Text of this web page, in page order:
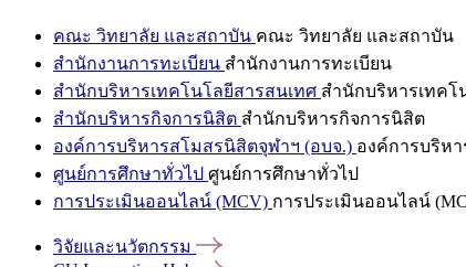
คณะ วิทยาลัย และสถาบัน คณะ วิทยาลัย และสถาบัน
สำนักงานการทะเบียน สำนักงานการทะเบียน
สำนักบริหารเทคโนโลยีสารสนเทศ สำนักบริหารเทคโ
สำนักบริหารกิจการนิสิต สำนักบริหารกิจการนิสิต
องค์การบริหารสโมสรนิสิตจุฬาฯ (อบจ.) องค์การบริห
ศูนย์การศึกษาทั่วไป ศูนย์การศึกษาทั่วไป
การประเมินออนไลน์ (MCV) การประเมินออนไลน์
วิจัยและนวัตกรรม